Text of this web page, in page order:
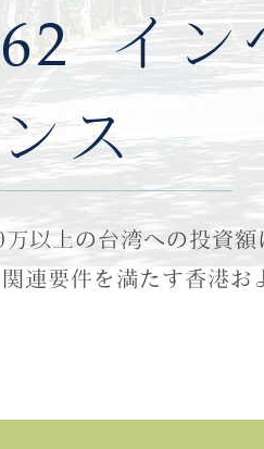
イン
ス
以上の台湾への投資額
連要件を満たす香港お